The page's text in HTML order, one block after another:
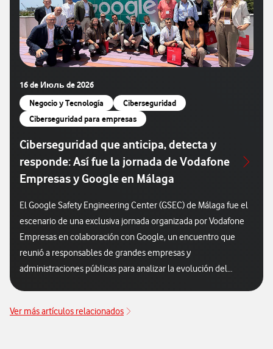
16 de Июль de 2026
Negocio y Tecnología
Ciberseguridad
Ciberseguridad para empresas
Ciberseguridad que anticipa, detecta y
responde: Así fue la jornada de Vodafone
Empresas y Google en Málaga
El Google Safety Engineering Center (GSEC) de Málaga fue el
escenario de una exclusiva jornada organizada por Vodafone
Empresas en colaboración con Google, un encuentro que
reunió a responsables de grandes empresas y
administraciones públicas para analizar la evolución del
digitales. La sesión, celebrada el pasado 18 de junio, puso de
Ver más artículos relacionados